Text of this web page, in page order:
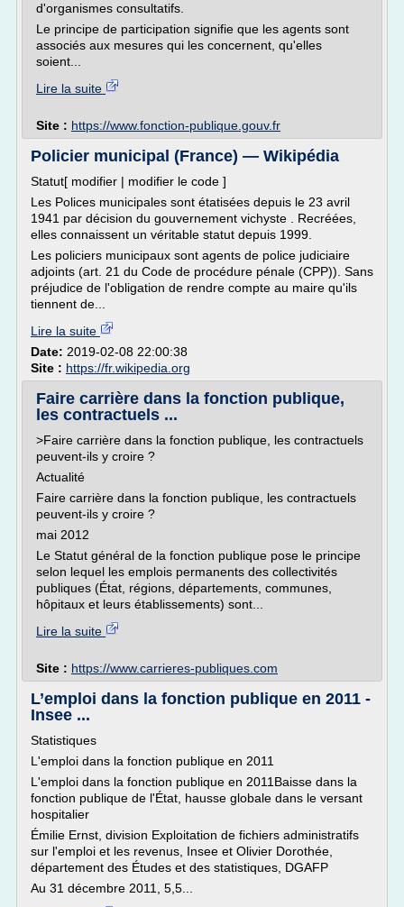
d'organismes consultatifs.
Le principe de participation signifie que les agents sont
associés aux mesures qui les concernent, qu'elles
soient...
Lire la suite
Site : https://www.fonction-publique.gouv.fr
Policier municipal (France) — Wikipédia
Statut[ modifier | modifier le code ]
Les Polices municipales sont étatisées depuis le 23 avril
1941 par décision du gouvernement vichyste . Recréées,
elles connaissent un véritable statut depuis 1999.
Les policiers municipaux sont agents de police judiciaire
adjoints (art. 21 du Code de procédure pénale (CPP)). Sans
préjudice de l'obligation de rendre compte au maire qu'ils
tiennent de...
Lire la suite
Date: 2019-02-08 22:00:38
Site : https://fr.wikipedia.org
Faire carrière dans la fonction publique,
les contractuels ...
>Faire carrière dans la fonction publique, les contractuels
peuvent-ils y croire ?
Actualité
Faire carrière dans la fonction publique, les contractuels
peuvent-ils y croire ?
mai 2012
Le Statut général de la fonction publique pose le principe
selon lequel les emplois permanents des collectivités
publiques (État, régions, départements, communes,
hôpitaux et leurs établissements) sont...
Lire la suite
Site : https://www.carrieres-publiques.com
L’emploi dans la fonction publique en 2011 -
Insee ...
Statistiques
L'emploi dans la fonction publique en 2011
L'emploi dans la fonction publique en 2011Baisse dans la
fonction publique de l'État, hausse globale dans le versant
hospitalier
Émilie Ernst, division Exploitation de fichiers administratifs
sur l'emploi et les revenus, Insee et Olivier Dorothée,
département des Études et des statistiques, DGAFP
Au 31 décembre 2011, 5,5...